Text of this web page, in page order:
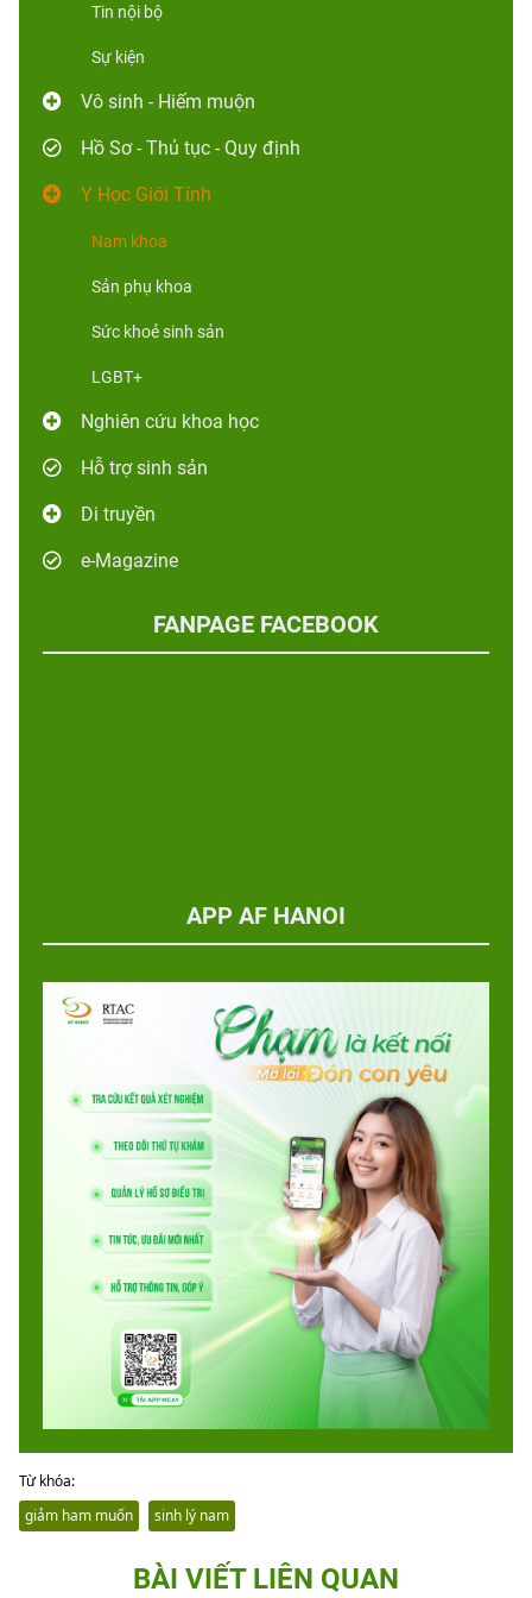
Tin nội bộ
Sự kiện
Vô sinh - Hiếm muộn
Hồ Sơ - Thủ tục - Quy định
Y Học Giới Tính
Nam khoa
Sản phụ khoa
Sức khoẻ sinh sản
LGBT+
Nghiên cứu khoa học
Hỗ trợ sinh sản
Di truyền
e-Magazine
FANPAGE FACEBOOK
APP AF HANOI
Từ khóa:
giảm ham muốn
sinh lý nam
BÀI VIẾT LIÊN QUAN